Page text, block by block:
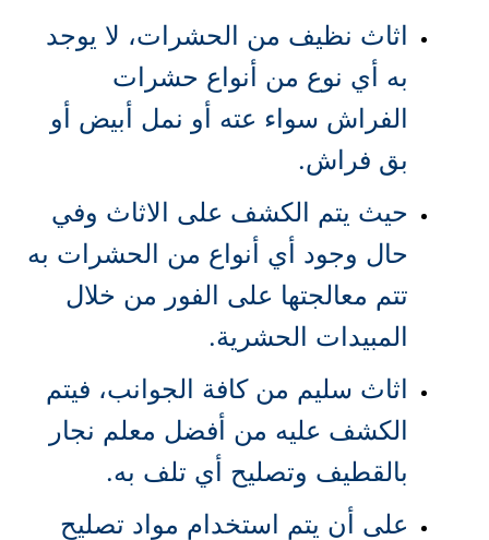
اثاث نظيف من الحشرات، لا يوجد
به أي نوع من أنواع حشرات
الفراش سواء عته أو نمل أبيض أو
بق فراش.
حيث يتم الكشف على الاثاث وفي
حال وجود أي أنواع من الحشرات به
تتم معالجتها على الفور من خلال
المبيدات الحشرية.
اثاث سليم من كافة الجوانب، فيتم
الكشف عليه من أفضل معلم نجار
بالقطيف وتصليح أي تلف به.
على أن يتم استخدام مواد تصليح